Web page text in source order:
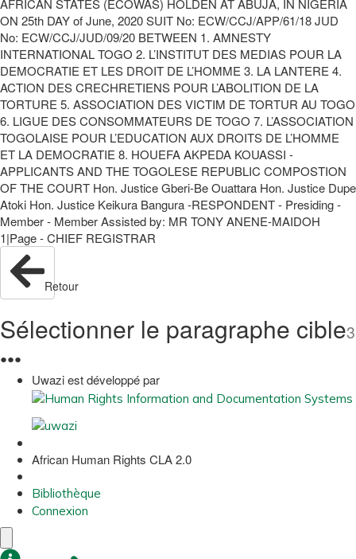
AFRICAN STATES (ECOWAS) HOLDEN AT ABUJA, IN NIGERIA
ON 25th DAY of June, 2020 SUIT No: ECW/CCJ/APP/61/18 JUD
No: ECW/CCJ/JUD/09/20 BETWEEN 1. AMNESTY
INTERNATIONAL TOGO 2. L’INSTITUT DES MEDIAS POUR LA
DEMOCRATIE ET LES DROIT DE L’HOMME 3. LA LANTERE 4.
ACTION DES CRECHRETIENS POUR L’ABOLITION DE LA
TORTURE 5. ASSOCIATION DES VICTIM DE TORTUR AU TOGO
6. LIGUE DES CONSOMMATEURS DE TOGO 7. L’ASSOCIATION
TOGOLAISE POUR L’EDUCATION AUX DROITS DE L’HOMME
ET LA DEMOCRATIE 8. HOUEFA AKPEDA KOUASSI -
APPLICANTS AND THE TOGOLESE REPUBLIC COMPOSTION
OF THE COURT Hon. Justice Gberi-Be Ouattara Hon. Justice Dupe
Atoki Hon. Justice Keikura Bangura -RESPONDENT - Presiding -
Member - Member Assisted by: MR TONY ANENE-MAIDOH
1|Page - CHIEF REGISTRAR
Retour
Sélectionner le paragraphe cible3
●●●
Uwazi est développé par
African Human Rights CLA 2.0
Bibliothèque
Connexion